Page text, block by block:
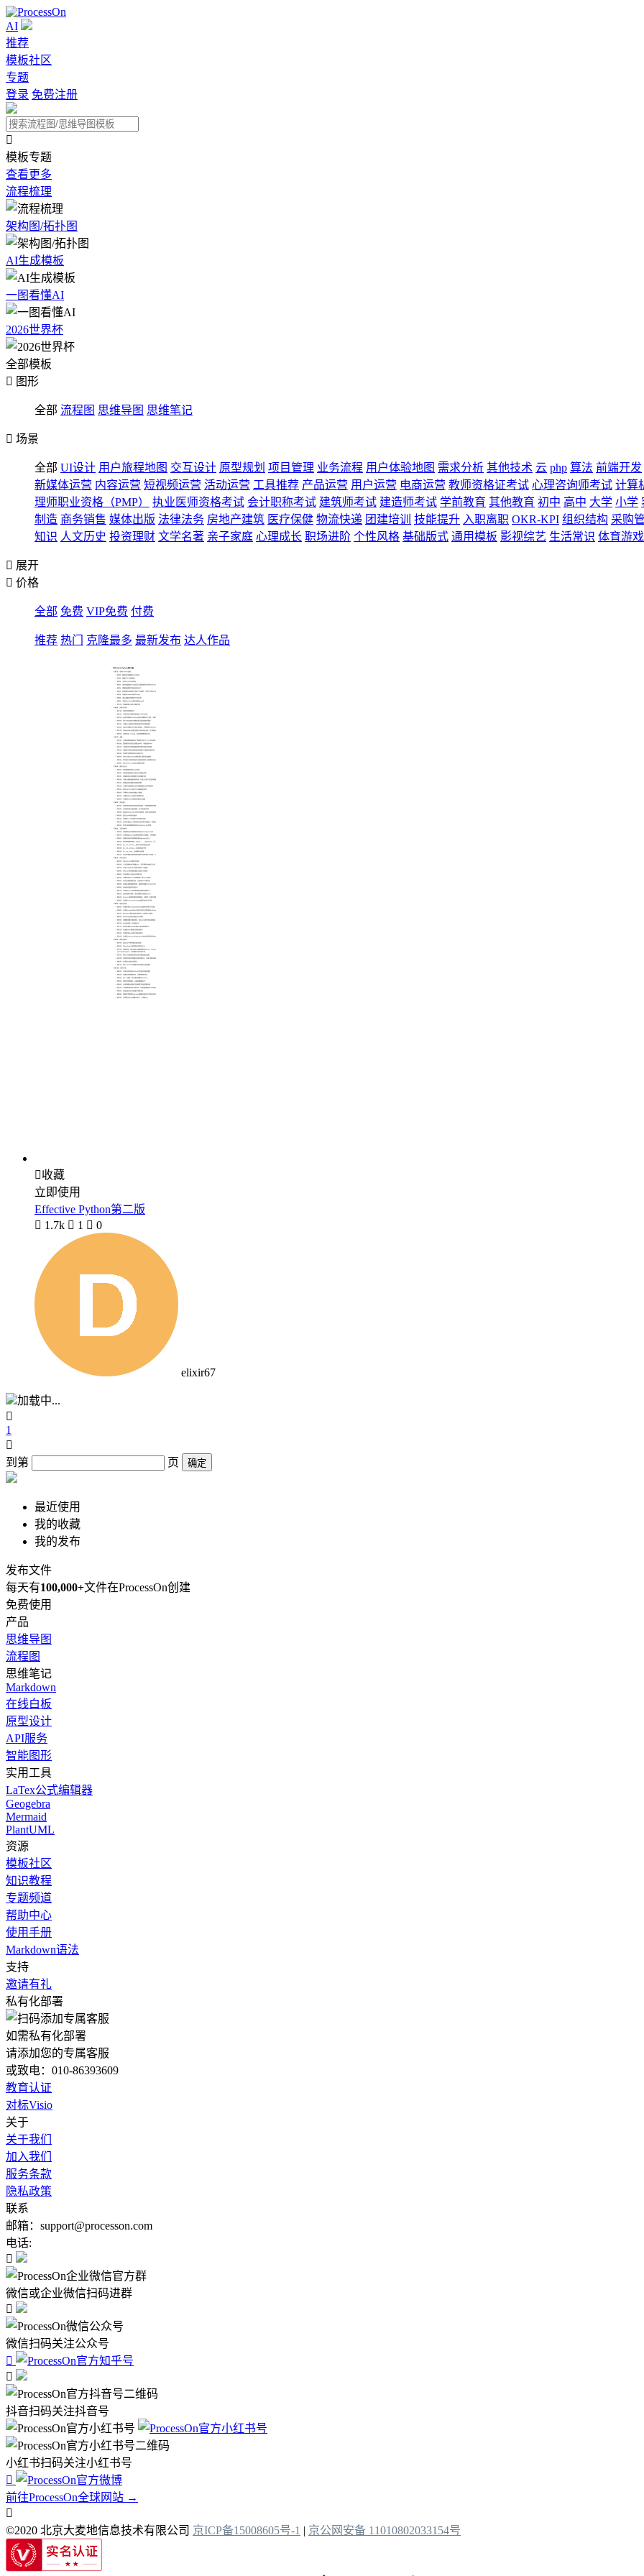
AI
推荐
模板社区
专题
登录 免费注册

模板专题
查看更多
流程梳理
架构图/拓扑图
AI生成模板
一图看懂AI
2026世界杯
全部模板
 图形
全部 流程图 思维导图 思维笔记
 场景
全部 UI设计 用户旅程地图 交互设计 原型规划 项目管理 业务流程 用户体验地图 需求分析 其他技术 云 php 算法 前端开发
新媒体运营 内容运营 短视频运营 活动运营 工具推荐 产品运营 用户运营 电商运营 教师资格证考试 心理咨询师考试 计算
理师职业资格（PMP）
执业医师资格考试 会计职称考试 建筑师考试 建造师考试 学前教育 其他教育 初中 高中 大学 小学
制造 商务销售 媒体出版 法律法务 房地产建筑 医疗保健 物流快递 团建培训 技能提升 入职离职 OKR-KPI 组织结构 采购
知识 人文历史 投资理财 文学名著 亲子家庭 心理成长 职场进阶 个性风格 基础版式 通用模板 影视综艺 生活常识 体育游戏
 展开
 价格
全部 免费 VIP免费 付费
推荐 热门 克隆最多 最新发布 达人作品
收藏
立即使用
Effective Python第二版
 1.7k  1  0
elixir67
加载中...

1

到第
页 确定
最近使用
我的收藏
我的发布
发布文件
每天有100,000+文件在ProcessOn创建
免费使用
产品
思维导图
流程图
思维笔记
Markdown
在线白板
原型设计
API服务
智能图形
实用工具
LaTex公式编辑器
Geogebra
Mermaid
PlantUML
资源
模板社区
知识教程
专题频道
帮助中心
使用手册
Markdown语法
支持
邀请有礼
私有化部署
如需私有化部署
请添加您的专属客服
或致电：010-86393609
教育认证
对标Visio
关于
关于我们
加入我们
服务条款
隐私政策
联系
邮箱：support@processon.com
电话:

微信或企业微信扫码进群

微信扫码关注公众号


抖音扫码关注抖音号
小红书扫码关注小红书号

前往ProcessOn全球网站 →

©2020 北京大麦地信息技术有限公司 京ICP备15008605号-1 | 京公网安备 11010802033154号